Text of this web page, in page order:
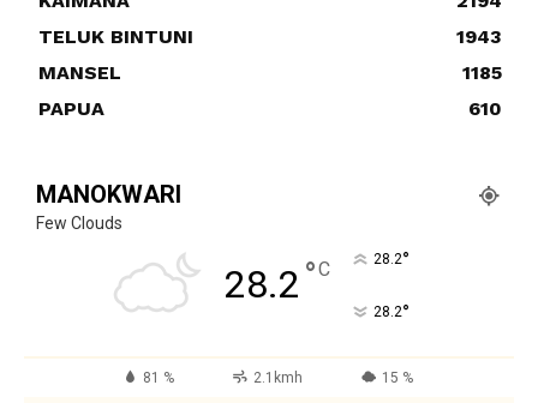
TELUK BINTUNI
1943
MANSEL
1185
PAPUA
610
MANOKWARI
Few Clouds
28.2 °C 28.2°
28.2°
81 % 2.1kmh 15 %